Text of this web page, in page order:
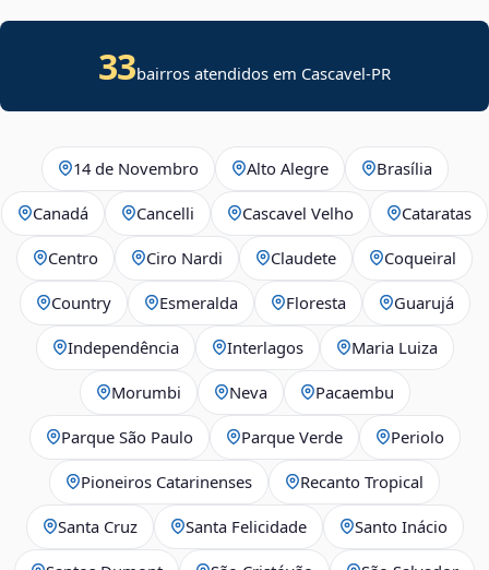
33bairros atendidos em Cascavel-PR
14 de Novembro Alto Alegre Brasília
Canadá Cancelli Cascavel Velho Cataratas
Centro Ciro Nardi Claudete Coqueiral
Country Esmeralda Floresta Guarujá
Independência Interlagos Maria Luiza
Morumbi Neva Pacaembu
Parque São Paulo Parque Verde Periolo
Pioneiros Catarinenses Recanto Tropical
Santa Cruz Santa Felicidade Santo Inácio